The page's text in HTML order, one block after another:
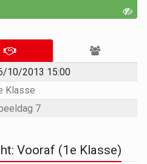
10/2013 15:00
Klasse
7
Vooraf (1e Klasse)